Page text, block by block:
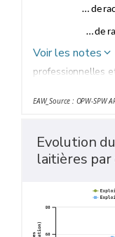
… de
… de
Voir les notes
professionnelles
EAW_Source : OPW-SPW
Evolution
laitières